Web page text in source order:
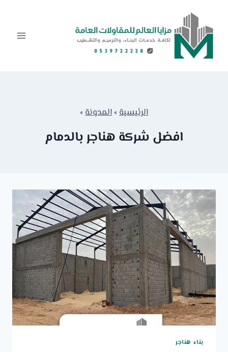
المحتوى
الرئيسية»المدونة»
افضل شركة هناجر بالدمام
بناء هناجر